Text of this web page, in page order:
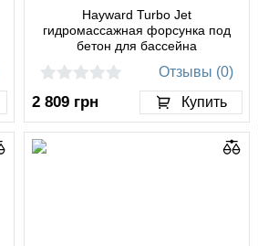
Hayward Turbo Jet
гидромассажная форсунка под
бетон для бассейна
Отзывы (0)
2 809 грн Купить